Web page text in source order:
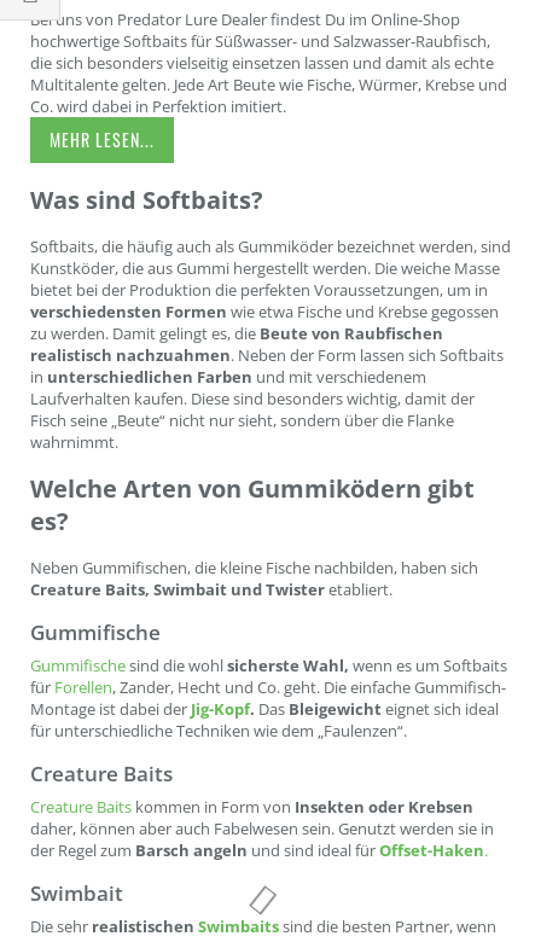
Bei uns von Predator Lure Dealer findest Du im Online-Shop
hochwertige Softbaits für Süßwasser- und Salzwasser-Raubfisch,
die sich besonders vielseitig einsetzen lassen und damit als echte
Multitalente gelten. Jede Art Beute wie Fische, Würmer, Krebse und
Co. wird dabei in Perfektion imitiert.
MEHR LESEN...
Was sind Softbaits?
Softbaits, die häufig auch als Gummiköder bezeichnet werden, sind
Kunstköder, die aus Gummi hergestellt werden. Die weiche Masse
bietet bei der Produktion die perfekten Voraussetzungen, um in
verschiedensten Formen wie etwa Fische und Krebse gegossen
zu werden. Damit gelingt es, die Beute von Raubfischen
realistisch nachzuahmen. Neben der Form lassen sich Softbaits
in unterschiedlichen Farben und mit verschiedenem
Laufverhalten kaufen. Diese sind besonders wichtig, damit der
Fisch seine „Beute“ nicht nur sieht, sondern über die Flanke
wahrnimmt.
Welche Arten von Gummiködern gibt
es?
Neben Gummifischen, die kleine Fische nachbilden, haben sich
Creature Baits, Swimbait und Twisteretabliert.
Gummifische
Gummifischesind die wohlsicherste Wahl, wenn es um Softbaits
für Forellen, Zander, Hecht und Co. geht. Die einfache Gummifisch-
Montage ist dabei der Jig-Kopf. Das Bleigewichteignet sich ideal
für unterschiedliche Techniken wie dem „Faulenzen“.
Creature Baits
Creature Baits kommen in Form von Insekten oder Krebsen
daher, können aber auch Fabelwesen sein. Genutzt werden sie in
der Regel zum Barsch angeln und sind ideal fürOffset-Haken.
Swimbait
Die sehr realistischen Swimbaitssind die besten Partner, wenn
Einkaufsoptionen